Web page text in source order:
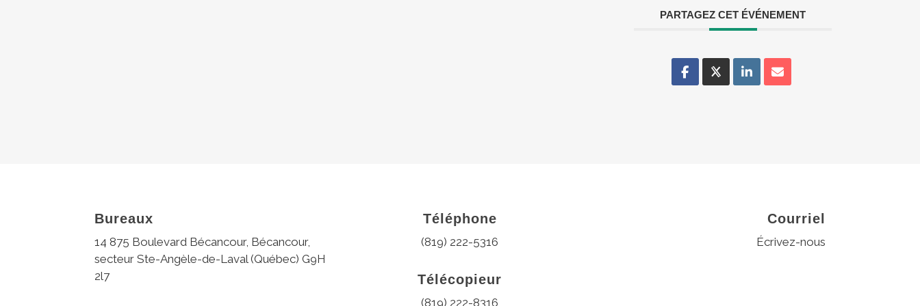
PARTAGEZ CET ÉVÉNEMENT
Bureaux
14 875 Boulevard Bécancour, Bécancour,
secteur Ste-Angèle-de-Laval (Québec) G9H
2l7
Téléphone
(819) 222-5316
Télécopieur
(819) 222-8316
Courriel
Écrivez-nous